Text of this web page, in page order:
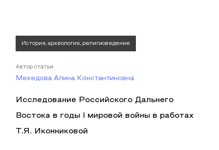
История, археология, религиоведение
Автор статьи
Мехедова Алина Константиновна
Исследование Российского Дальнего
Востока в годы I мировой войны в работах
Т.Я. Иконниковой